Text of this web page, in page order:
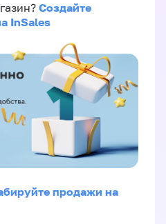
Создайте
InSales
продажи на